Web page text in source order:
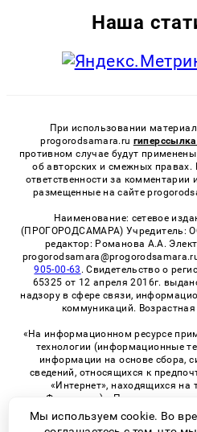
Наша
При использовании
progorodsamara.ru
противном случае будут
об авторских и смежных правах.
ответственности за комментарии
размещенные на сайте
Наименование: сетевое
(ПРОГОРОДСАМАРА) Учредитель:
редактор: Романова А.А.
905-00-63 . Свидетельство о
65325 от 12 апреля 2016г.
надзору в сфере связи,
коммуникаций.
«На информационном ресурсе
технологии (информационные
информации на основе сбора,
сведений, относящихся к
«Интернет», находящихся на
Федерации)». Правила
технологий в виджетах рекламно-
Мы используем cookie. Во